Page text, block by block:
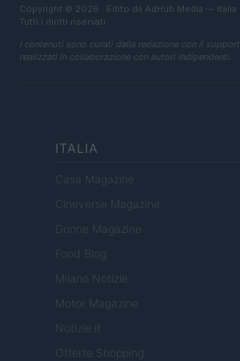
Copyright © 2026 · Edito da AdHub Media — Italia
Tutti i diritti riservati
I contenuti sono curati dalla redazione con il
realizzati in collaborazione con autori indipendenti.
ITALIA
Casa Magazine
Cineverse Magazine
Donne Magazine
Food Blog
Milano Notizie
Motor Magazine
Notizie.it
Offerte Shopping